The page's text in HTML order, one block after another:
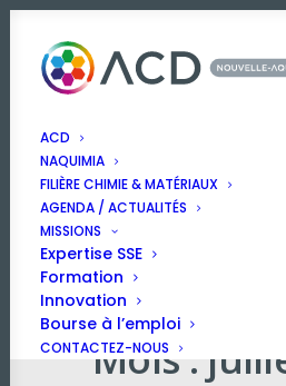
ACD
NAQUIMIA
FILIÈRE CHIMIE & MATÉRIAUX
AGENDA / ACTUALITÉS
MISSIONS
Expertise SSE
Formation
Innovation
Bourse à l’emploi
CONTACTEZ-NOUS
Mois :